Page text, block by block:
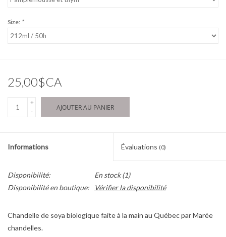
Size: *
25,00$CA
+
-
AJOUTER AU PANIER
Informations Évaluations (0)
Disponibilité: En stock(1)
Disponibilité en boutique:
Vérifier la disponibilité
Chandelle de soya biologique faite à la main au Québec par Marée
chandelles.